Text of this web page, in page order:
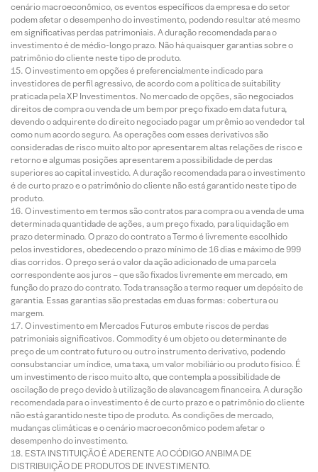
cenário macroeconômico, os eventos específicos da empresa e do setor
podem afetar o desempenho do investimento, podendo resultar até mesmo
em significativas perdas patrimoniais. A duração recomendada para o
investimento é de médio-longo prazo. Não há quaisquer garantias sobre o
patrimônio do cliente neste tipo de produto.
O investimento em opções é preferencialmente indicado para
investidores de perfil agressivo, de acordo com a política de suitability
praticada pela XP Investimentos. No mercado de opções, são negociados
direitos de compra ou venda de um bem por preço fixado em data futura,
devendo o adquirente do direito negociado pagar um prêmio ao vendedor tal
como num acordo seguro. As operações com esses derivativos são
consideradas de risco muito alto por apresentarem altas relações de risco e
retorno e algumas posições apresentarem a possibilidade de perdas
superiores ao capital investido. A duração recomendada para o investimento
é de curto prazo e o patrimônio do cliente não está garantido neste tipo de
produto.
O investimento em termos são contratos para compra ou a venda de uma
determinada quantidade de ações, a um preço fixado, para liquidação em
prazo determinado. O prazo do contrato a Termo é livremente escolhido
pelos investidores, obedecendo o prazo mínimo de 16 dias e máximo de 999
dias corridos. O preço será o valor da ação adicionado de uma parcela
correspondente aos juros – que são fixados livremente em mercado, em
função do prazo do contrato. Toda transação a termo requer um depósito de
garantia. Essas garantias são prestadas em duas formas: cobertura ou
margem.
O investimento em Mercados Futuros embute riscos de perdas
patrimoniais significativos. Commodity é um objeto ou determinante de
preço de um contrato futuro ou outro instrumento derivativo, podendo
consubstanciar um índice, uma taxa, um valor mobiliário ou produto físico. É
um investimento de risco muito alto, que contempla a possibilidade de
oscilação de preço devido à utilização de alavancagem financeira. A duração
recomendada para o investimento é de curto prazo e o patrimônio do cliente
não está garantido neste tipo de produto. As condições de mercado,
mudanças climáticas e o cenário macroeconômico podem afetar o
desempenho do investimento.
ESTA INSTITUIÇÃO É ADERENTE AO CÓDIGO ANBIMA DE
DISTRIBUIÇÃO DE PRODUTOS DE INVESTIMENTO.